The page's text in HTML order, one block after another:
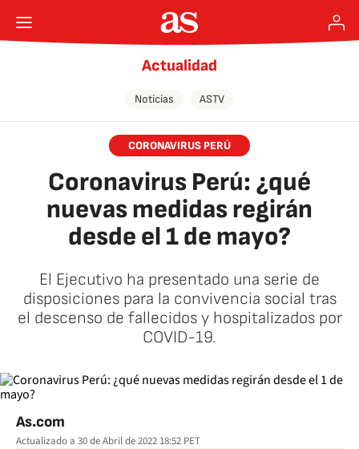
Actualidad
Noticias ASTV
CORONAVIRUS PERÚ
Coronavirus Perú: ¿qué
nuevas medidas regirán
desde el 1 de mayo?
El Ejecutivo ha presentado una serie de
disposiciones para la convivencia social tras
el descenso de fallecidos y hospitalizados por
COVID-19.
As.com
Actualizado a 30 de Abril de 2022 18:52 PET